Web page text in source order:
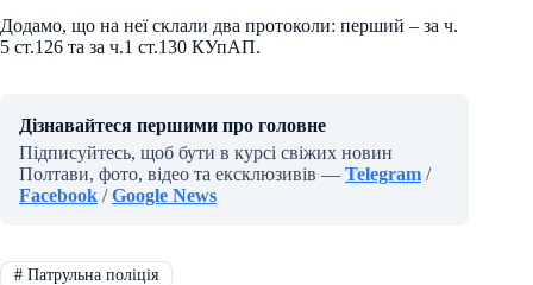
Додамо, що на неї склали два протоколи: перший – за ч.
5 ст.126 та за ч.1 ст.130 КУпАП.
Дізнавайтеся першими про головне
Підписуйтесь, щоб бути в курсі свіжих новин
Полтави, фото, відео та ексклюзивів — Telegram /
Facebook /Google News
#Патрульна поліція